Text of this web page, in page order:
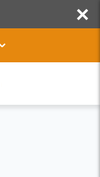
×